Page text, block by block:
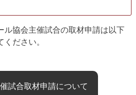
ル協会主催試合の取材申請は以下
ださい。
試合取材申請について